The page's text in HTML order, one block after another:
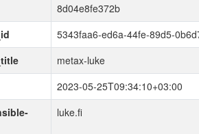
8d04e8fe372b
5343faa6-ed6a-44fe-89d5-
metax-luke
2023-05-25T09:34:10+03:00
luke.fi